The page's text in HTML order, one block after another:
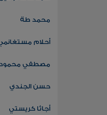
محمد طة
أحلام
مصطفي محمود
حسن الجندي
أجاثا كريستي